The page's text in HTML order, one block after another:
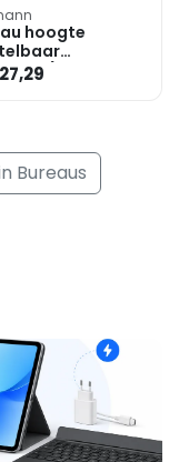
hoogte
»Move 4«
cm T-poot
Bureaus